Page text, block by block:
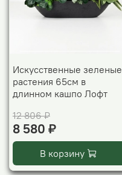
Искусственные зеленые
растения 65см в
длинном кашпо Лофт
12 806 ₽
8 580 ₽
В корзину